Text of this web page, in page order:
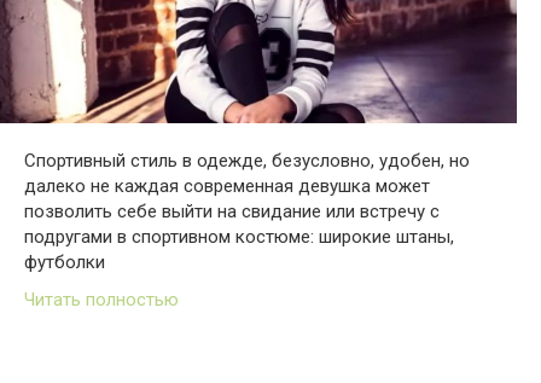
Спортивный стиль в одежде, безусловно, удобен, но
далеко не каждая современная девушка может
позволить себе выйти на свидание или встречу с
подругами в спортивном костюме: широкие штаны,
футболки
Читать полностью